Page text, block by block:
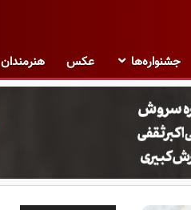
جشنواره‌ها عکس هنرمندان